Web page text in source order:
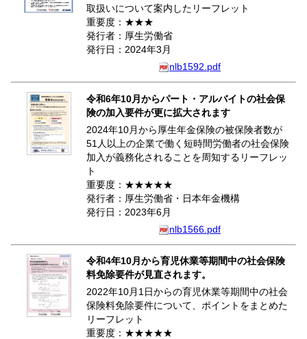
取扱いについて案内したリーフレット
重要度：★★★
発行者：厚生労働省
発行日：2024年3月
nlb1592.pdf
令和6年10月からパート・アルバイトの社会保
険の加入要件が更に拡大されます
2024年10月から厚生年金保険の被保険者数が
51人以上の企業で働く短時間労働者の社会保険
加入が義務化されることを周知するリーフレッ
ト
重要度：★★★★★
発行者：厚生労働省・日本年金機構
発行日：2023年6月
nlb1566.pdf
令和4年10月から育児休業等期間中の社会保険
料免除要件が見直されます。
2022年10月1日からの育児休業等期間中の社会
保険料免除要件について、ポイントをまとめた
リーフレット
重要度：★★★★★